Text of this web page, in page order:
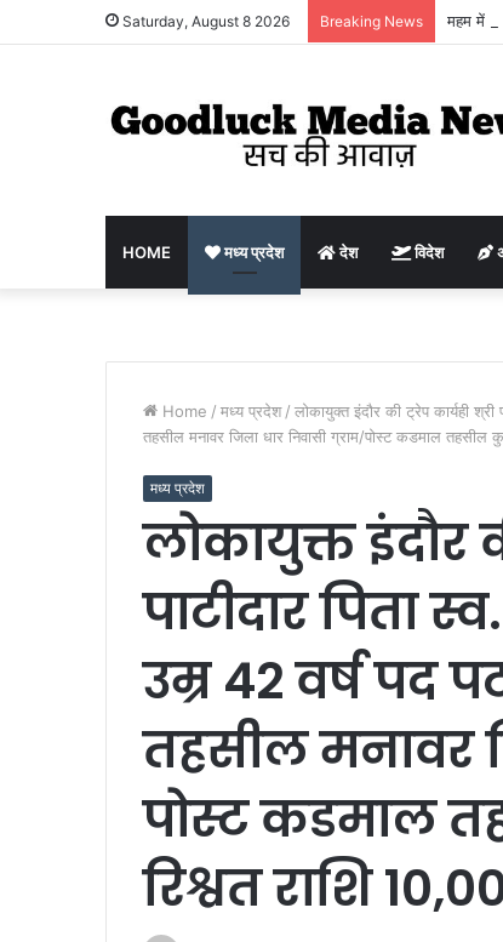
Saturday, August 8 2026 Breaking News महम में
HOME मध्य प्रदेश देश विदेश
Home / मध्य प्रदेश / लोकायुक्त इंदौर की ट्रेप कार्यही श्री
तहसील मनावर जिला धार निवासी ग्राम/पोस्ट कडमाल तहसील
मध्य प्रदेश
लोकायुक्त इंदौर
पाटीदार पिता
उम्र 42 वर्ष पद
तहसील मनावर
पोस्ट कडमाल
रिश्वत राशि